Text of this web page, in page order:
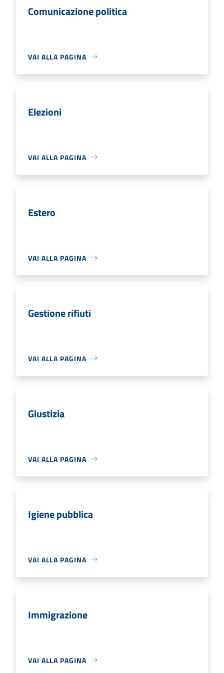
Comunicazione politica
VAI ALLA PAGINA
Elezioni
VAI ALLA PAGINA
Estero
VAI ALLA PAGINA
Gestione rifiuti
VAI ALLA PAGINA
Giustizia
VAI ALLA PAGINA
Igiene pubblica
VAI ALLA PAGINA
Immigrazione
VAI ALLA PAGINA